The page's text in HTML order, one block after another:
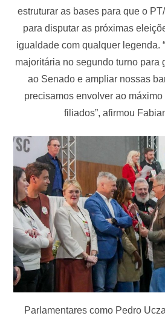
estruturar as bases para que o
para disputar as próximas
igualdade com qualquer legenda.
majoritária no segundo turno para
ao Senado e ampliar nossas
precisamos envolver ao
filiados”, afirmou
Parlamentares como Pedro